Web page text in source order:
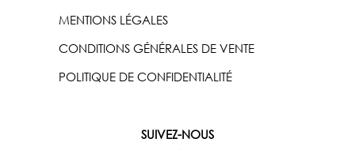
MENTIONS LÉGALES
CONDITIONS GÉNÉRALES DE VENTE
POLITIQUE DE CONFIDENTIALITÉ
SUIVEZ-NOUS